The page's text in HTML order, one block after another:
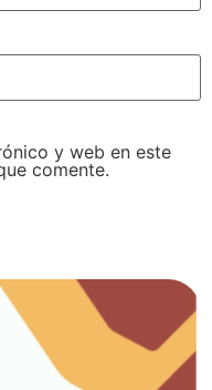
y web en este
comente.